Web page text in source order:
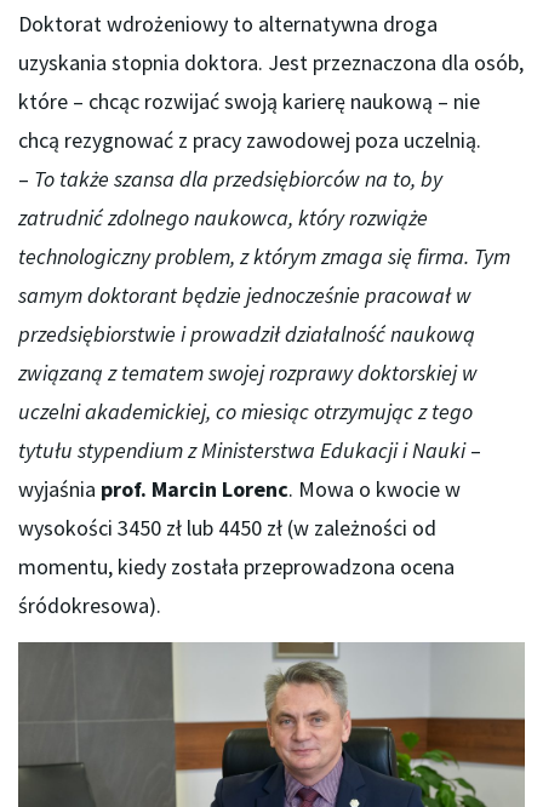
Doktorat wdrożeniowy to alternatywna droga
uzyskania stopnia doktora. Jest przeznaczona dla osób,
które – chcąc rozwijać swoją karierę naukową – nie
chcą rezygnować z pracy zawodowej poza uczelnią.
– To także szansa dla przedsiębiorców na to, by
zatrudnić zdolnego naukowca, który rozwiąże
technologiczny problem, z którym zmaga się firma. Tym
samym doktorant będzie jednocześnie pracował w
przedsiębiorstwie i prowadził działalność naukową
związaną z tematem swojej rozprawy doktorskiej w
uczelni akademickiej, co miesiąc otrzymując z tego
tytułu stypendium z Ministerstwa Edukacji i Nauki–
wyjaśnia prof. Marcin Lorenc. Mowa o kwocie w
wysokości 3450 zł lub 4450 zł (w zależności od
momentu, kiedy została przeprowadzona ocena
śródokresowa).